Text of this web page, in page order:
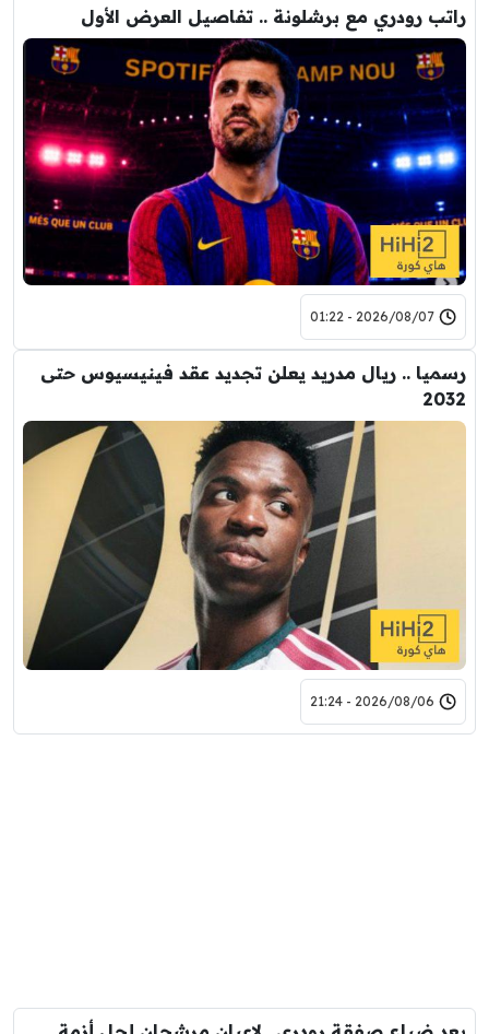
راتب رودري مع برشلونة .. تفاصيل العرض الأول
2026/08/07 - 01:22
رسميا .. ريال مدريد يعلن تجديد عقد فينيسيوس حتى
2032
2026/08/06 - 21:24